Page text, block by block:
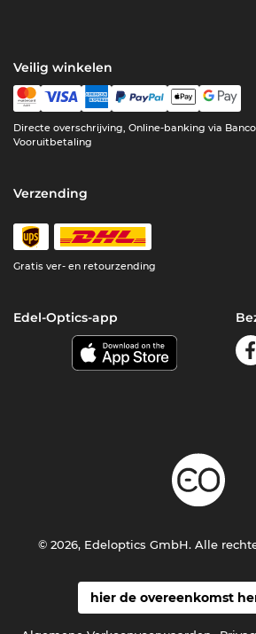
Veilig winkelen
Directe overschrijving, Online-banking via
Vooruitbetaling
Verzending
Gratis ver- en retourzending
Edel-Optics-app
hier de overeenkomst
© 2026, Edeloptics GmbH. Alle